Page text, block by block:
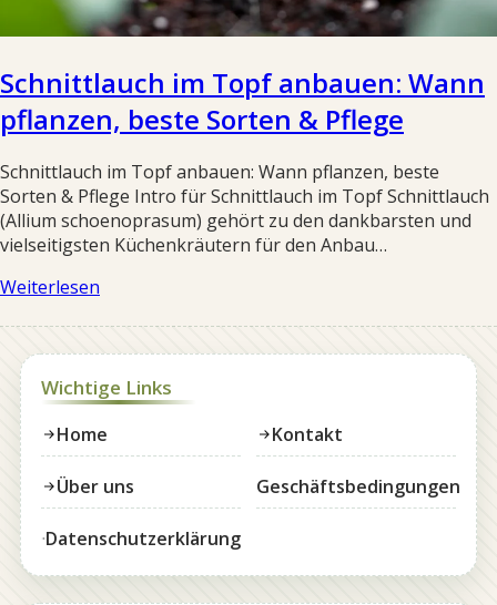
Schnittlauch im Topf anbauen: Wann
pflanzen, beste Sorten & Pflege
Schnittlauch im Topf anbauen: Wann pflanzen, beste
Sorten & Pflege Intro für Schnittlauch im Topf Schnittlauch
(Allium schoenoprasum) gehört zu den dankbarsten und
vielseitigsten Küchenkräutern für den Anbau…
Weiterlesen
Wichtige Links
Home Kontakt
Über uns Geschäftsbedingungen
Datenschutzerklärung